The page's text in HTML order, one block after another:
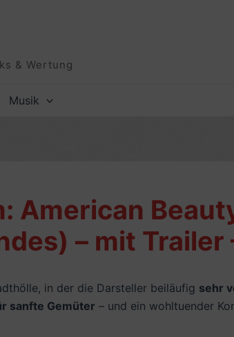
& Wertung
Musik
American
– mit Trailer
in der die Darsteller beiläufig sehr
sanfte Gemüter – und ein wohltuender